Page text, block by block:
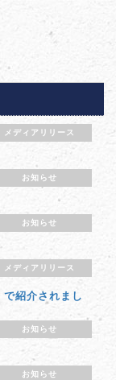
メディアリリース
お知らせ
お知らせ
メディアリリース
紹介されまし
お知らせ
お知らせ